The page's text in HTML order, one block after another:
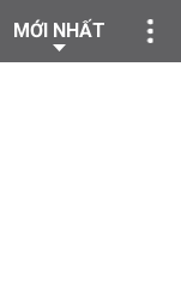
MỚI NHẤT